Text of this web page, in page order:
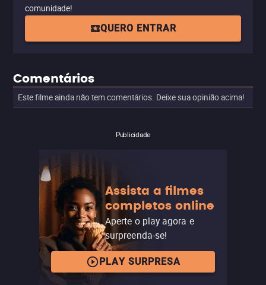
comunidade!
QUERO ENTRAR
Comentários
Este filme ainda não tem comentários. Deixe sua opinião acima!
Publicidade
Assista a filmes
completos online
Aperte o play agora e
surpreenda-se!
PLAY SURPRESA